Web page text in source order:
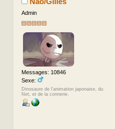
Admin
Messages: 10846
Sexe:
Dinosaure de l'animation japonaise, du
Net, et de la connerie.